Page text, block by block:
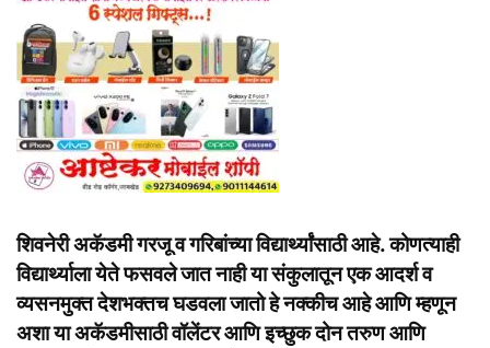
शिवनेरी अकॅडमी गरजू व गरिबांच्या विद्यार्थ्यांसाठी आहे. कोणत्याही
विद्यार्थ्याला येते फसवले जात नाही या संकुलातून एक आदर्श व
व्यसनमुक्त देशभक्तच घडवला जातो हे नक्कीच आहे आणि म्हणून
अशा या अकॅडमीसाठी वॉलेंटर आणि इच्छुक दोन तरुण आणि